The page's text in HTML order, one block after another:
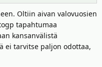
Oltiin aivan valovuosien
tapahtumaa
kansanvälistä
ei tarvitse paljon odottaa,